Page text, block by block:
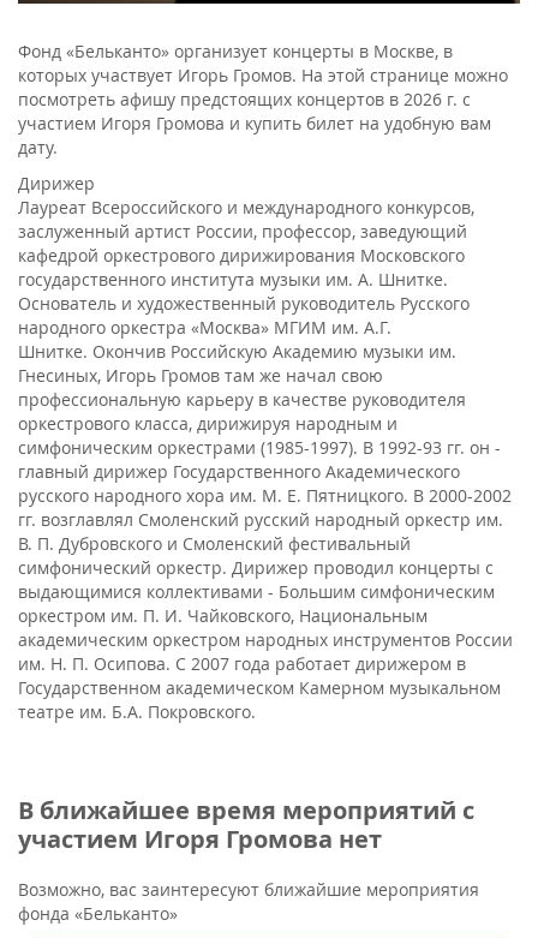
Фонд «Бельканто» организует концерты в Москве, в
которых участвует Игорь Громов. На этой странице можно
посмотреть афишу предстоящих концертов в 2026 г. с
участием Игоря Громова и купить билет на удобную вам
дату.
Дирижер
Лауреат Всероссийского и международного конкурсов,
заслуженный артист России, профессор, заведующий
кафедрой оркестрового дирижирования Московского
государственного института музыки им. А. Шнитке.
Основатель и художественный руководитель Русского
народного оркестра «Москва» МГИМ им. А.Г.
Шнитке. Окончив Российскую Академию музыки им.
Гнесиных, Игорь Громов там же начал свою
профессиональную карьеру в качестве руководителя
оркестрового класса, дирижируя народным и
симфоническим оркестрами (1985-1997). В 1992-93 гг. он -
главный дирижер Государственного Академического
русского народного хора им. М. Е. Пятницкого. В 2000-2002
гг. возглавлял Смоленский русский народный оркестр им.
В. П. Дубровского и Смоленский фестивальный
симфонический оркестр. Дирижер проводил концерты с
выдающимися коллективами - Большим симфоническим
оркестром им. П. И. Чайковского, Национальным
академическим оркестром народных инструментов России
им. Н. П. Осипова. С 2007 года работает дирижером в
Государственном академическом Камерном музыкальном
театре им. Б.А. Покровского.
В ближайшее время мероприятий с
участием Игоря Громова нет
Возможно, вас заинтересуют ближайшие мероприятия
фонда «Бельканто»